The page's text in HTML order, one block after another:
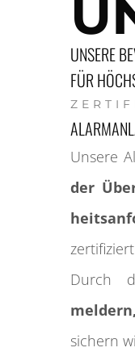
UNSERE
FÜR
Unsere
der
Durch
sichern